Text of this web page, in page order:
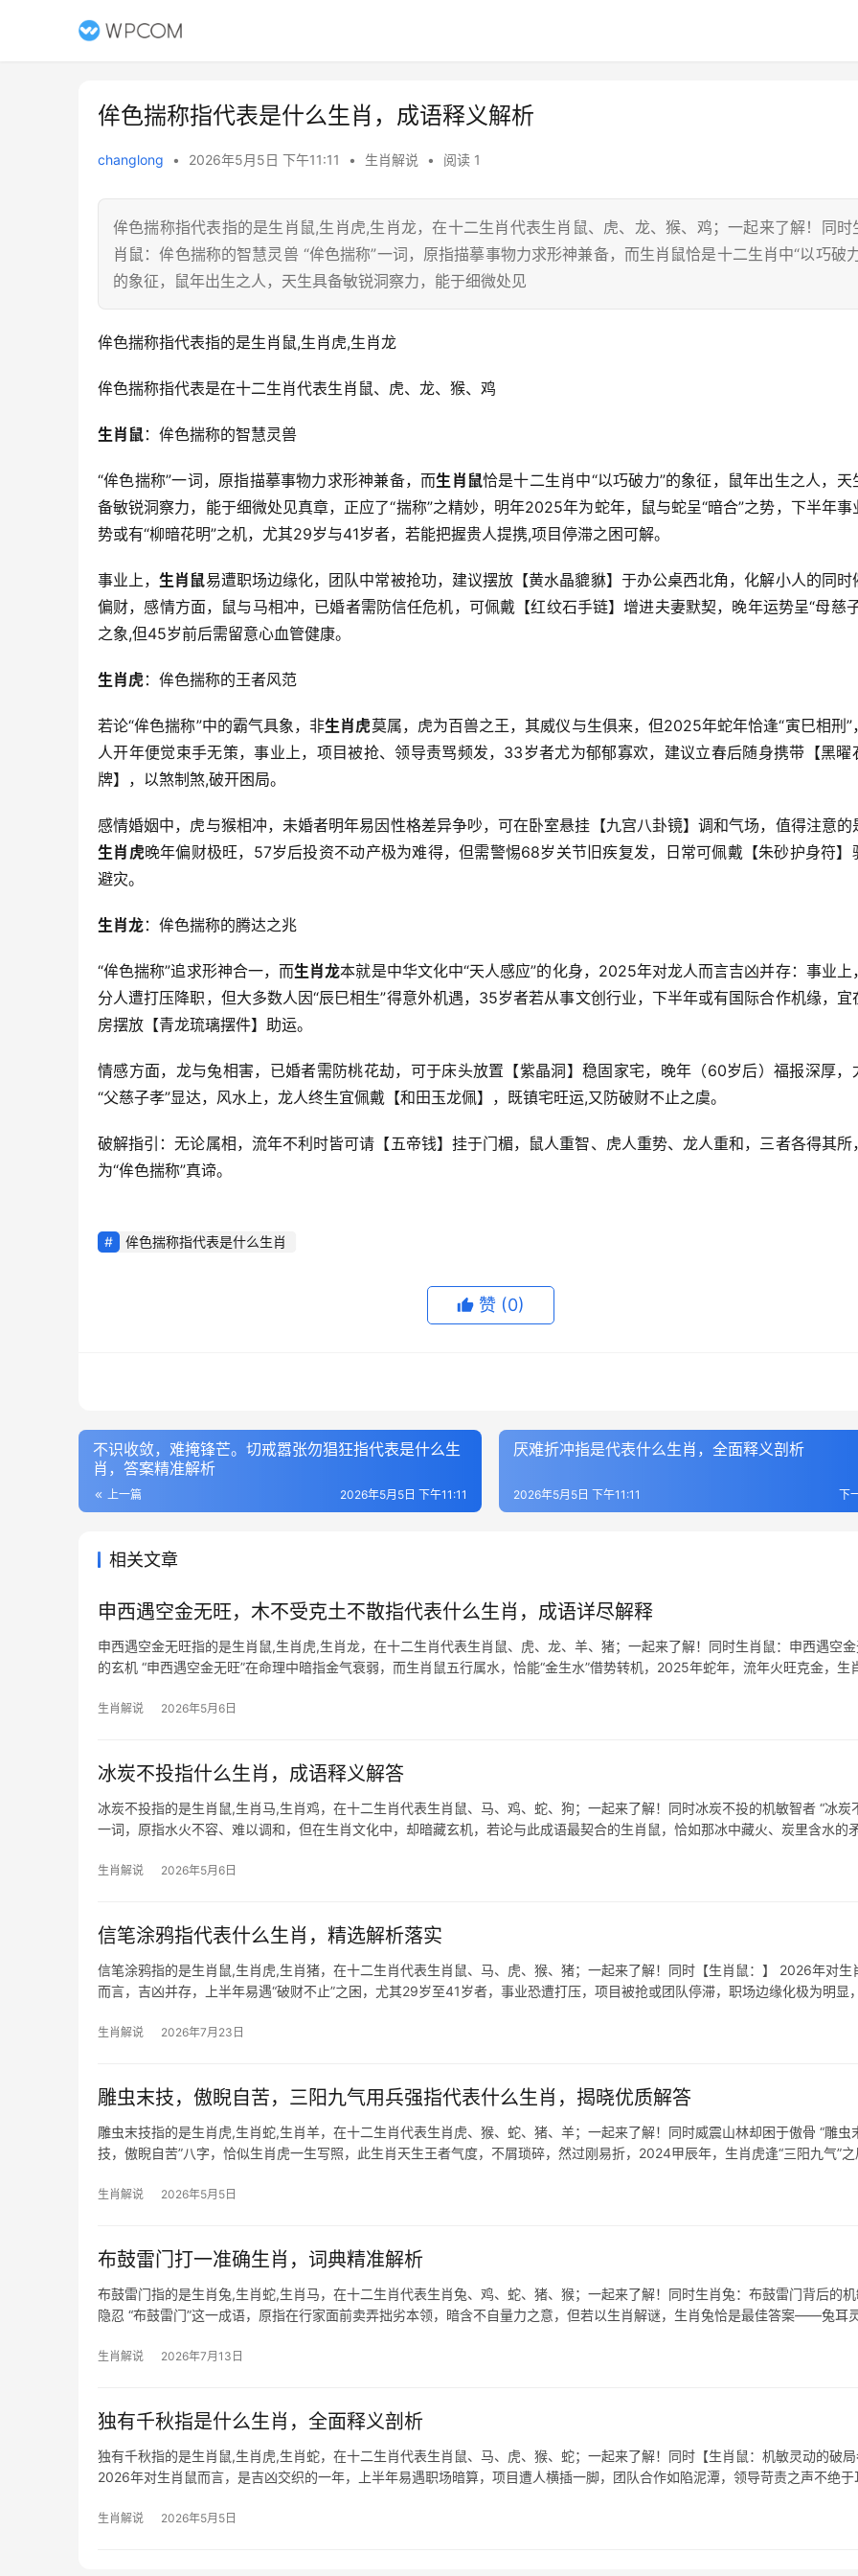
侔色揣称指代表是什么生肖，成语释义解析
changlong • 2026年5月5日 下午11:11 • 生肖解说 • 阅读 1
侔色揣称指代表指的是生肖鼠,生肖虎,生肖龙，在十二生肖代表生肖鼠、虎、龙、猴、鸡；一起来了解！同时
肖鼠：侔色揣称的智慧灵兽 “侔色揣称”一词，原指描摹事物力求形神兼备，而生肖鼠恰是十二生肖中“以巧破
的象征，鼠年出生之人，天生具备敏锐洞察力，能于细微处见
侔色揣称指代表指的是生肖鼠,生肖虎,生肖龙
侔色揣称指代表是在十二生肖代表生肖鼠、虎、龙、猴、鸡
生肖鼠：侔色揣称的智慧灵兽
“侔色揣称”一词，原指描摹事物力求形神兼备，而生肖鼠恰是十二生肖中“以巧破力”的象征，鼠年出生之人，天
备敏锐洞察力，能于细微处见真章，正应了“揣称”之精妙，明年2025年为蛇年，鼠与蛇呈“暗合”之势，下半年事
势或有“柳暗花明”之机，尤其29岁与41岁者，若能把握贵人提携,项目停滞之困可解。
事业上，生肖鼠易遭职场边缘化，团队中常被抢功，建议摆放【黄水晶貔貅】于办公桌西北角，化解小人的同时
偏财，感情方面，鼠与马相冲，已婚者需防信任危机，可佩戴【红纹石手链】增进夫妻默契，晚年运势呈“母慈
之象,但45岁前后需留意心血管健康。
生肖虎：侔色揣称的王者风范
若论“侔色揣称”中的霸气具象，非生肖虎莫属，虎为百兽之王，其威仪与生俱来，但2025年蛇年恰逢“寅巳相刑”
人开年便觉束手无策，事业上，项目被抢、领导责骂频发，33岁者尤为郁郁寡欢，建议立春后随身携带【黑曜
牌】，以煞制煞,破开困局。
感情婚姻中，虎与猴相冲，未婚者明年易因性格差异争吵，可在卧室悬挂【九宫八卦镜】调和气场，值得注意的
生肖虎晚年偏财极旺，57岁后投资不动产极为难得，但需警惕68岁关节旧疾复发，日常可佩戴【朱砂护身符】
避灾。
生肖龙：侔色揣称的腾达之兆
“侔色揣称”追求形神合一，而生肖龙本就是中华文化中“天人感应”的化身，2025年对龙人而言吉凶并存：事业上
分人遭打压降职，但大多数人因“辰巳相生”得意外机遇，35岁者若从事文创行业，下半年或有国际合作机缘，宜
房摆放【青龙琉璃摆件】助运。
情感方面，龙与兔相害，已婚者需防桃花劫，可于床头放置【紫晶洞】稳固家宅，晚年（60岁后）福报深厚，
“父慈子孝”显达，风水上，龙人终生宜佩戴【和田玉龙佩】，既镇宅旺运,又防破财不止之虞。
破解指引：无论属相，流年不利时皆可请【五帝钱】挂于门楣，鼠人重智、虎人重势、龙人重和，三者各得其所
为“侔色揣称”真谛。
侔色揣称指代表是什么生肖
赞 (0)
不识收敛，难掩锋芒。切戒嚣张勿猖狂指代表是什么生
肖，答案精准解析
上一篇 2026年5月5日 下午11:11
厌难折冲指是代表什么生肖，全面释义剖析
下
2026年5月5日 下午11:11
相关文章
申西遇空金无旺，木不受克土不散指代表什么生肖，成语详尽解释
申西遇空金无旺指的是生肖鼠,生肖虎,生肖龙，在十二生肖代表生肖鼠、虎、龙、羊、猪；一起来了解！同时生肖鼠：申西遇空
的玄机 “申西遇空金无旺”在命理中暗指金气衰弱，而生肖鼠五行属水，恰能“金生水”借势转机，2025年蛇年，流年火旺克金，生
生肖解说 2026年5月6日
冰炭不投指什么生肖，成语释义解答
冰炭不投指的是生肖鼠,生肖马,生肖鸡，在十二生肖代表生肖鼠、马、鸡、蛇、狗；一起来了解！同时冰炭不投的机敏智者 “冰炭
一词，原指水火不容、难以调和，但在生肖文化中，却暗藏玄机，若论与此成语最契合的生肖鼠，恰如那冰中藏火、炭里含水的
生肖解说 2026年5月6日
信笔涂鸦指代表什么生肖，精选解析落实
信笔涂鸦指的是生肖鼠,生肖虎,生肖猪，在十二生肖代表生肖鼠、马、虎、猴、猪；一起来了解！同时【生肖鼠：】 2026年对生
而言，吉凶并存，上半年易遇“破财不止”之困，尤其29岁至41岁者，事业恐遭打压，项目被抢或团队停滞，职场边缘化极为明显
生肖解说 2026年7月23日
雕虫末技，傲睨自苦，三阳九气用兵强指代表什么生肖，揭晓优质解答
雕虫末技指的是生肖虎,生肖蛇,生肖羊，在十二生肖代表生肖虎、猴、蛇、猪、羊；一起来了解！同时威震山林却困于傲骨 “雕虫
技，傲睨自苦”八字，恰似生肖虎一生写照，此生肖天生王者气度，不屑琐碎，然过刚易折，2024甲辰年，生肖虎逢“三阳九气”之
生肖解说 2026年5月5日
布鼓雷门打一准确生肖，词典精准解析
布鼓雷门指的是生肖兔,生肖蛇,生肖马，在十二生肖代表生肖兔、鸡、蛇、猪、猴；一起来了解！同时生肖兔：布鼓雷门背后的
隐忍 “布鼓雷门”这一成语，原指在行家面前卖弄拙劣本领，暗含不自量力之意，但若以生肖解谜，生肖兔恰是最佳答案——兔耳
生肖解说 2026年7月13日
独有千秋指是什么生肖，全面释义剖析
独有千秋指的是生肖鼠,生肖虎,生肖蛇，在十二生肖代表生肖鼠、马、虎、猴、蛇；一起来了解！同时【生肖鼠：机敏灵动的破局
2026年对生肖鼠而言，是吉凶交织的一年，上半年易遇职场暗算，项目遭人横插一脚，团队合作如陷泥潭，领导苛责之声不绝于
生肖解说 2026年5月5日